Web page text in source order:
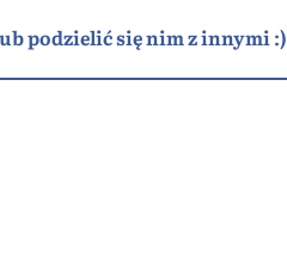
podzielić się nim z innymi :)